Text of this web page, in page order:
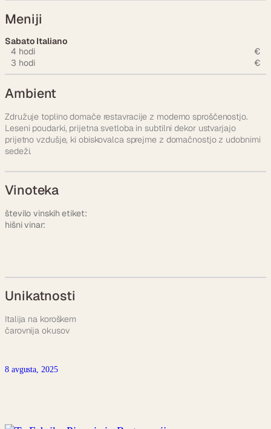
Meniji
Sabato Italiano
4 hodi
3 hodi
€
€
Ambient
Združuje toplino domače restavracije z moderno sproščenostjo.
Leseni poudarki, prijetna svetloba in subtilni dekor ustvarjajo
prijetno vzdušje, ki obiskovalca sprejme z domačnostjo z udobnimi
sedeži.
Vinoteka
število vinskih etiket:
hišni vinar:
Unikatnosti
Italija na koroškem
čarovnija okusov
8 avgusta, 2025